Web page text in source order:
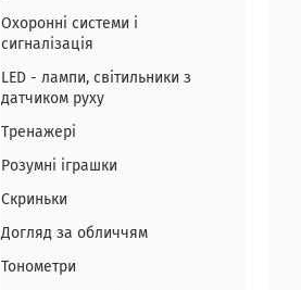
Охоронні системи і
сигналізація
LED - лампи, світильники з
датчиком руху
Тренажері
Розумні іграшки
Скриньки
Догляд за обличчям
Тонометри